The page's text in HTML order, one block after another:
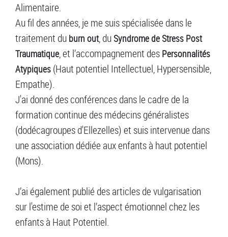
Alimentaire.
Au fil des années, je me suis spécialisée dans le
traitement du burn out, du Syndrome de Stress Post
Traumatique, et l’accompagnement des Personnalités
Atypiques (Haut potentiel Intellectuel, Hypersensible,
Empathe).
J'ai donné des conférences dans le cadre de la
formation continue des médecins généralistes
(dodécagroupes d'Ellezelles) et suis intervenue dans
une association dédiée aux enfants à haut potentiel
(Mons).
J’ai également publié des articles de vulgarisation
sur l'estime de soi et l’aspect émotionnel chez les
enfants à Haut Potentiel.